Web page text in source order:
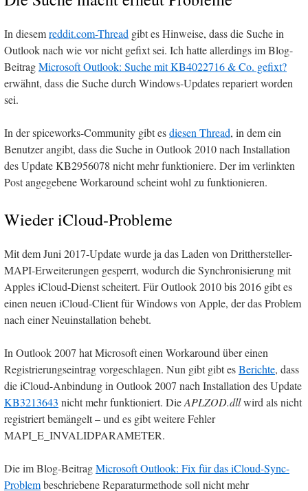
In diesemreddit.com-Thread gibt es Hinweise, dass die Suche in
Outlook nach wie vor nicht gefixt sei. Ich hatte allerdings im Blog-
BeitragMicrosoft Outlook: Suche mit KB4022716 & Co. gefixt?
erwähnt, dass die Suche durch Windows-Updates repariert worden
sei.
In der spiceworks-Community gibt esdiesen Thread, in dem ein
Benutzer angibt, dass die Suche in Outlook 2010 nach Installation
des Update KB2956078 nicht mehr funktioniere. Der im verlinkten
Post angegebene Workaround scheint wohl zu funktionieren.
Wieder iCloud-Probleme
Mit dem Juni 2017-Update wurde ja das Laden von Dritthersteller-
MAPI-Erweiterungen gesperrt, wodurch die Synchronisierung mit
Apples iCloud-Dienst scheitert. Für Outlook 2010 bis 2016 gibt es
einen neuen iCloud-Client für Windows von Apple, der das Problem
nach einer Neuinstallation behebt.
In Outlook 2007 hat Microsoft einen Workaround über einen
Registrierungseintrag vorgeschlagen. Nun gibt gibt esBerichte, dass
die iCloud-Anbindung in Outlook 2007 nach Installation des Update
KB3213643 nicht mehr funktioniert. DieAPLZOD.dllwird als nicht
registriert bemängelt – und es gibt weitere Fehler
MAPI_E_INVALIDPARAMETER.
Die im Blog-BeitragMicrosoft Outlook: Fix für das iCloud-Sync-
Problembeschriebene Reparaturmethode soll nicht mehr